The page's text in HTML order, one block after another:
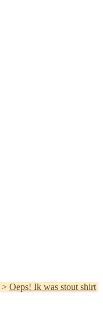
> Oeps! Ik was stout shirt